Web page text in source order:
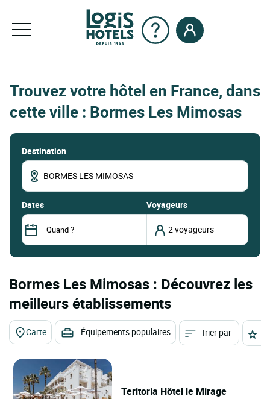
Trouvez votre hôtel en France, dans
cette ville : Bormes Les Mimosas
Destination
dates Voyageurs
Bormes Les Mimosas : Découvrez les
meilleurs établissements
Carte Équipements populaires Trier par
Teritoria Hôtel le Mirage